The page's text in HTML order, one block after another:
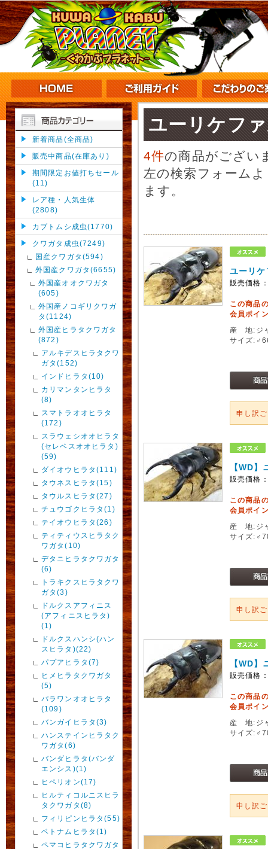
新着商品(全商品)
販売中商品(在庫あり)
期間限定お値打ちセール
(11)
レア種・人気生体
(2808)
カブトムシ成虫(1770)
クワガタ成虫(7249)
国産クワガタ(594)
外国産クワガタ(6655)
外国産オオクワガタ
(605)
外国産ノコギリクワガ
タ(1124)
外国産ヒラタクワガタ
(872)
アルキデスヒラタクワ
ガタ(152)
インドヒラタ(10)
カリマンタンヒラタ
(8)
スマトラオオヒラタ
(172)
スラウェシオオヒラタ
(セレベスオオヒラタ)
(59)
ダイオウヒラタ(111)
タウネスヒラタ(15)
タウルスヒラタ(27)
チュウゴクヒラタ(1)
テイオウヒラタ(26)
ティティウスヒラタク
ワガタ(10)
デタニヒラタクワガタ
(6)
トラキクスヒラタクワ
ガタ(3)
ドルクスアフィニス
(アフィニスヒラタ)
(1)
ドルクスハンシ(ハン
スヒラタ)(22)
パプアヒラタ(7)
ヒメヒラタクワガタ
(5)
パラワンオオヒラタ
(109)
バンガイヒラタ(3)
ハンステインヒラタク
ワガタ(6)
バンダヒラタ(バンダ
エンシス)(1)
ヒペリオン(17)
ヒルティコルニスヒラ
タクワガタ(8)
フィリピンヒラタ(55)
ベトナムヒラタ(1)
ペマコヒラタクワガタ
ユーリケフ
4件の商品がござい
左の検索フォーム
ます。
ユーリ
販売価格
この商品
会員ポイ
産 地:ジ
サイズ
申し訳
【WD
販売価格
この商品
会員ポイ
産 地:ジ
サイズ
申し訳
【WD
販売価格
この商品
会員ポイ
産 地:ジ
サイズ
申し訳